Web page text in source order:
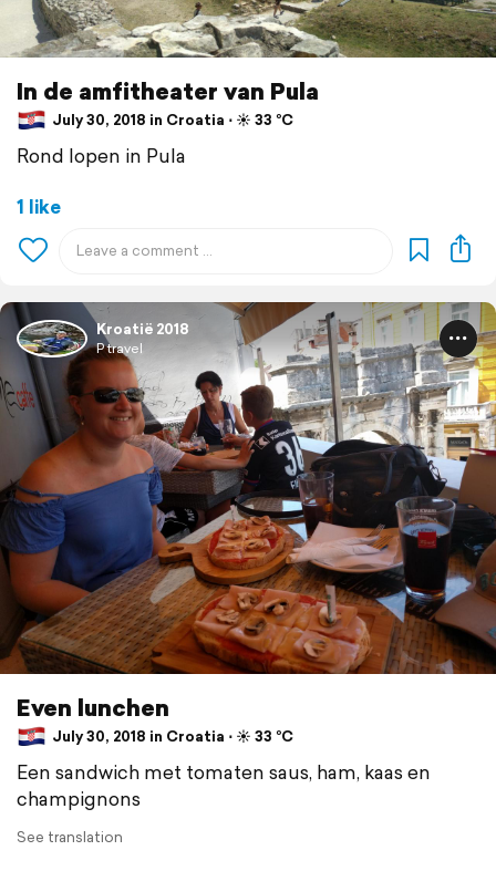
In de amfitheater van Pula
July 30, 2018 in Croatia ⋅ ☀️ 33 °C
Rond lopen in Pula
1 like
Kroatië 2018
P travel
Even lunchen
July 30, 2018 in Croatia ⋅ ☀️ 33 °C
Een sandwich met tomaten saus, ham, kaas en
champignons
See translation